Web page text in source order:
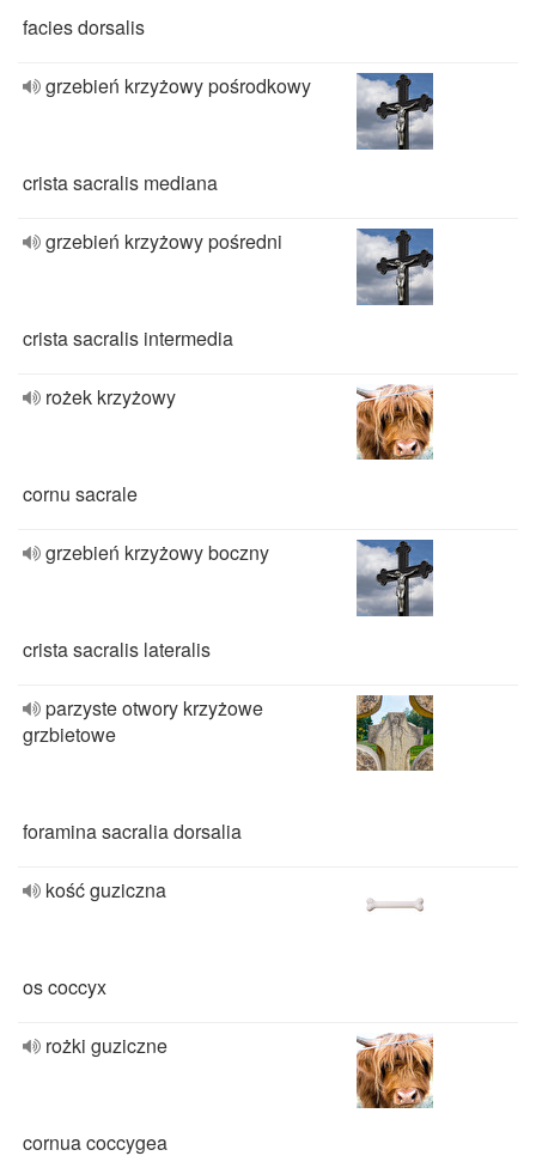
facies dorsalis
grzebień krzyżowy pośrodkowy
crista sacralis mediana
grzebień krzyżowy pośredni
crista sacralis intermedia
rożek krzyżowy
cornu sacrale
grzebień krzyżowy boczny
crista sacralis lateralis
parzyste otwory krzyżowe
grzbietowe
foramina sacralia dorsalia
kość guziczna
os coccyx
rożki guziczne
cornua coccygea